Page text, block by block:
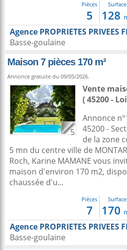
Pièces
5
Surface
128
Agence PROPRIETES PRIVEES
Basse-goulaine
Maison 7 pièces 170 m²
Annonce gratuite du 09/05/2026.
5
Vente
( 45200 -
Annonce
45200 -
de la zone
5 mn du centre ville de
Roch, Karine MAMANE vous
maison d'environ 170 m2,
chaussée d'u...
Pièces
7
Surface
170
Agence PROPRIETES PRIVEES
Basse-goulaine